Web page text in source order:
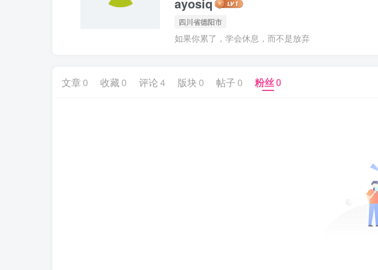
四川省德阳市
如果你累了，学会休息，而不是放弃
文章0 收藏 0 评论4 版块 0 帖子 0 粉丝0